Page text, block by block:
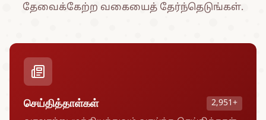
தேவைக்கேற்ற வகையைத் தேர்ந்தெடுங்கள்.
செய்தித்தாள்கள்
2,951+